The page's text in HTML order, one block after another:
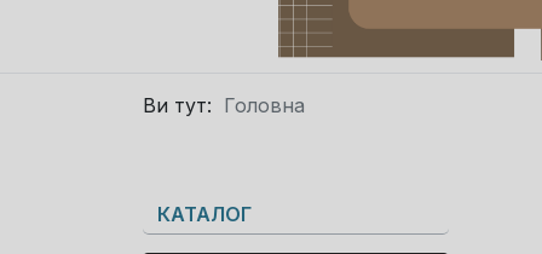
Ви тут: Головна
КАТАЛОГ